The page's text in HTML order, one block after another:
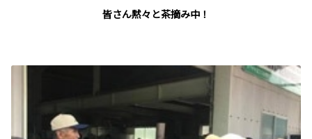
皆さん黙々と茶摘み中！